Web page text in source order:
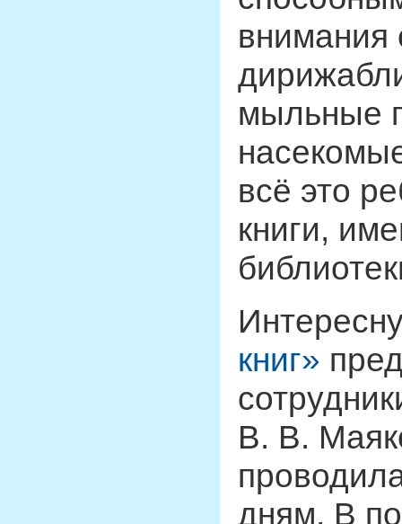
внимания
мыльные
всё это
книги,
книг»
В. В.
дням. В